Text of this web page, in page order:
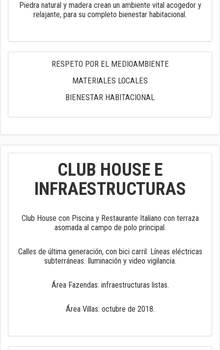
Piedra natural y madera crean un ambiente vital acogedor y
relajante, para su completo bienestar habitacional.
RESPETO POR EL MEDIOAMBIENTE
MATERIALES LOCALES
BIENESTAR HABITACIONAL
CLUB HOUSE E
INFRAESTRUCTURAS
Club House con Piscina y Restaurante Italiano con terraza
asomada al campo de polo principal.
Calles de última generación, con bici carril. Líneas eléctricas
subterráneas. Iluminación y video vigilancia.
Área Fazendas: infraestructuras listas.
Área Villas: octubre de 2018.